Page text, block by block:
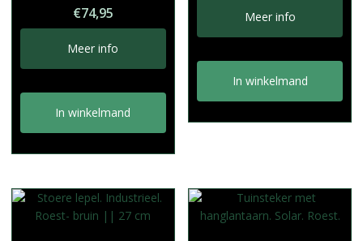
€74,95
Meer info
In winkelmand
Meer info
In winkelmand